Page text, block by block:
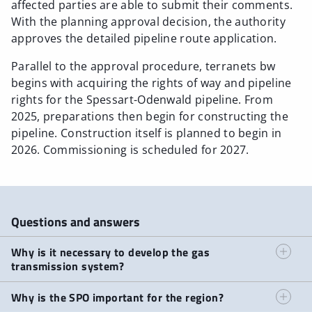
affected parties are able to submit their comments.
With the planning approval decision, the authority
approves the detailed pipeline route application.
Parallel to the approval procedure, terranets bw
begins with acquiring the rights of way and pipeline
rights for the Spessart-Odenwald pipeline. From
2025, preparations then begin for constructing the
pipeline. Construction itself is planned to begin in
2026. Commissioning is scheduled for 2027.
Questions and answers
Why is it necessary to develop the gas
transmission system?
To ensure that the energy transition is implemented
successfully and to guarantee a secure energy supply
Why is the SPO important for the region?